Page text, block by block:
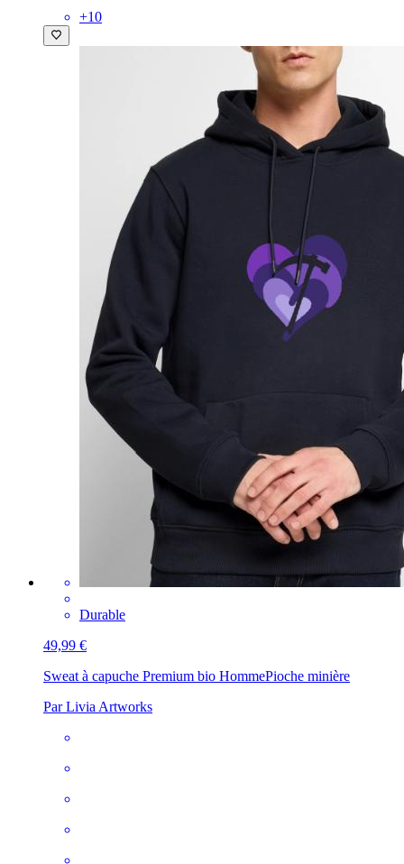
+10
Durable
49,99 €
Sweat à capuche Premium bio HommePioche minière
Par Livia Artworks